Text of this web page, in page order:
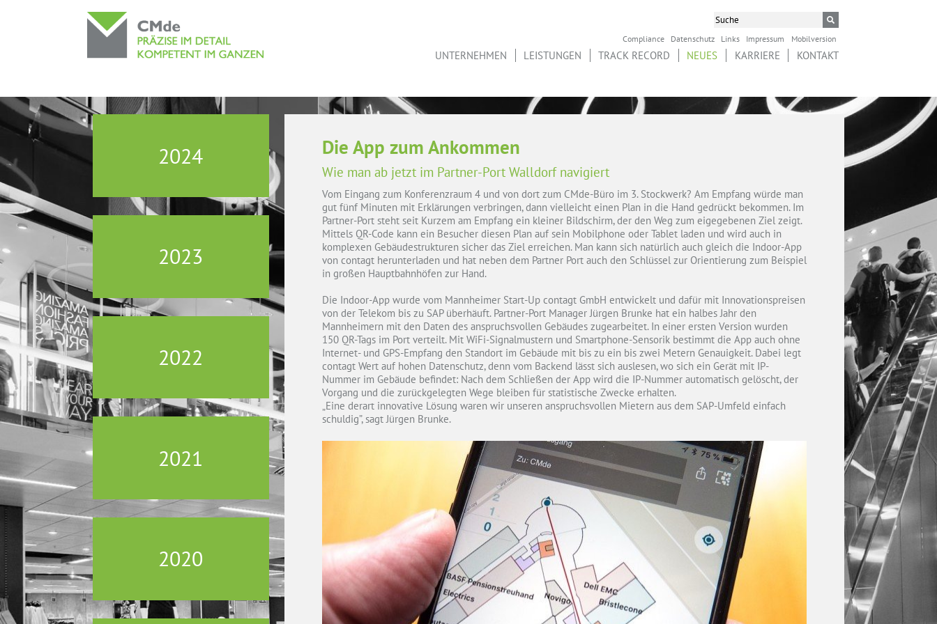
Compliance Datenschutz Links Impressum Mobilversion
UNTERNEHMEN LEISTUNGEN TRACK RECORD NEUES KARRIERE KONTAKT
2024
2023
2022
2021
2020
Die App zum Ankommen
Wie man ab jetzt im Partner-Port Walldorf navigiert
Vom Eingang zum Konferenzraum 4 und von dort zum CMde-Büro im 3. Stockwerk? Am Empfang würde man
gut fünf Minuten mit Erklärungen verbringen, dann vielleicht einen Plan in die Hand gedrückt bekommen. Im
Partner-Port steht seit Kurzem am Empfang ein kleiner Bildschirm, der den Weg zum eigegebenen Ziel zeigt.
Mittels QR-Code kann ein Besucher diesen Plan auf sein Mobilphone oder Tablet laden und wird auch in
komplexen Gebäudestrukturen sicher das Ziel erreichen. Man kann sich natürlich auch gleich die Indoor-App
von contagt herunterladen und hat neben dem Partner Port auch den Schlüssel zur Orientierung zum Beispiel
in großen Hauptbahnhöfen zur Hand.
Die Indoor-App wurde vom Mannheimer Start-Up contagt GmbH entwickelt und dafür mit Innovationspreisen
von der Telekom bis zu SAP überhäuft. Partner-Port Manager Jürgen Brunke hat ein halbes Jahr den
Mannheimern mit den Daten des anspruchsvollen Gebäudes zugearbeitet. In einer ersten Version wurden
150 QR-Tags im Port verteilt. Mit WiFi-Signalmustern und Smartphone-Sensorik bestimmt die App auch ohne
Internet- und GPS-Empfang den Standort im Gebäude mit bis zu ein bis zwei Metern Genauigkeit. Dabei legt
contagt Wert auf hohen Datenschutz, denn vom Backend lässt sich auslesen, wo sich ein Gerät mit IP-
Nummer im Gebäude befindet: Nach dem Schließen der App wird die IP-Nummer automatisch gelöscht, der
Vorgang und die zurückgelegten Wege bleiben für statistische Zwecke erhalten.
„Eine derart innovative Lösung waren wir unseren anspruchsvollen Mietern aus dem SAP-Umfeld einfach
schuldig”, sagt Jürgen Brunke.